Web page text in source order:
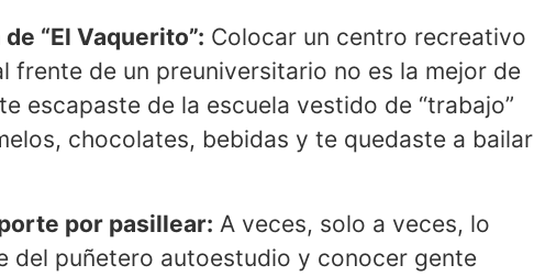
“El Vaquerito”: Colocar un centro recreativo
frente de un preuniversitario no es la mejor de
escapaste de la escuela vestido de “trabajo”
chocolates, bebidas y te quedaste a bailar
por pasillear: A veces, solo a veces, lo
del puñetero autoestudio y conocer gente